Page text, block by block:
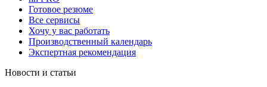
Готовое резюме
Все сервисы
Хочу у вас работать
Производственный календарь
Экспертная рекомендация
Новости и статьи